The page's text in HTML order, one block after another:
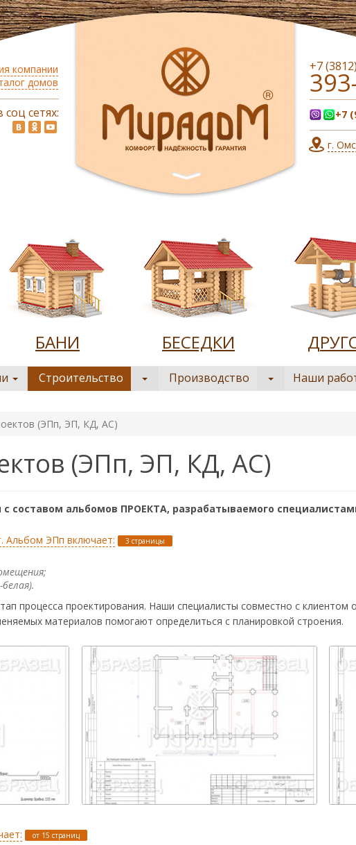
компании
домов
сетях:
+7 (3812)
+7
г.
БАНИ БЕСЕДКИ
Строительство Производство Наши
(ЭПп, ЭП, КД, АС)
(ЭПп, ЭП, КД, АС)
составом альбомов ПРОЕКТА, разрабатываемого
Альбом ЭПп включает: 3 страницы
процесса проектирования. Наши специалисты совместно с
материалов помогают определиться с планировкой строения.
от 15 страниц